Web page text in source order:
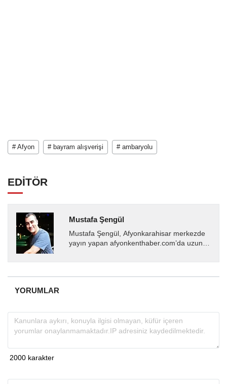
# Afyon # bayram alışverişi # ambaryolu
EDİTÖR
Mustafa Şengül
Mustafa Şengül, Afyonkarahisar merkezde
yayın yapan afyonkenthaber.com’da uzun
almakta, haber akışı...
YORUMLAR